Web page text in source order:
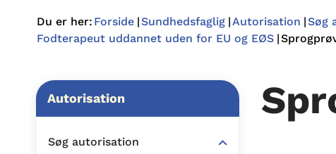
Du er her: Forside Sundhedsfaglig Autorisation Søg
Fodterapeut uddannet uden for EU og EØS
Autorisation
Søg autorisation